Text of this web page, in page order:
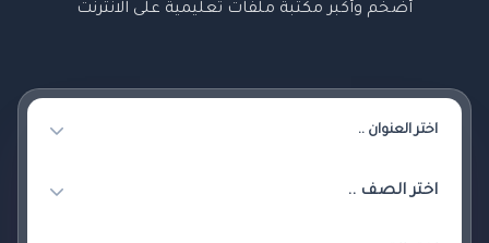
أضخم وأكبر مكتبة ملفات تعليمية على الانترنت